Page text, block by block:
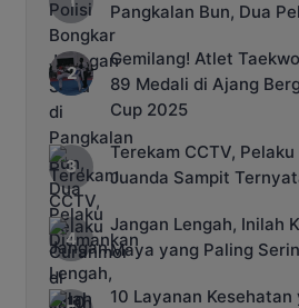
Pangkalan Bun, Dua
Gemilang! Atlet
89 Medali di Ajang
Cup 2025
Terekam CCTV,
Juanda Sampit
Jangan Lengah, Inilah
Maya yang Paling
10 Layanan